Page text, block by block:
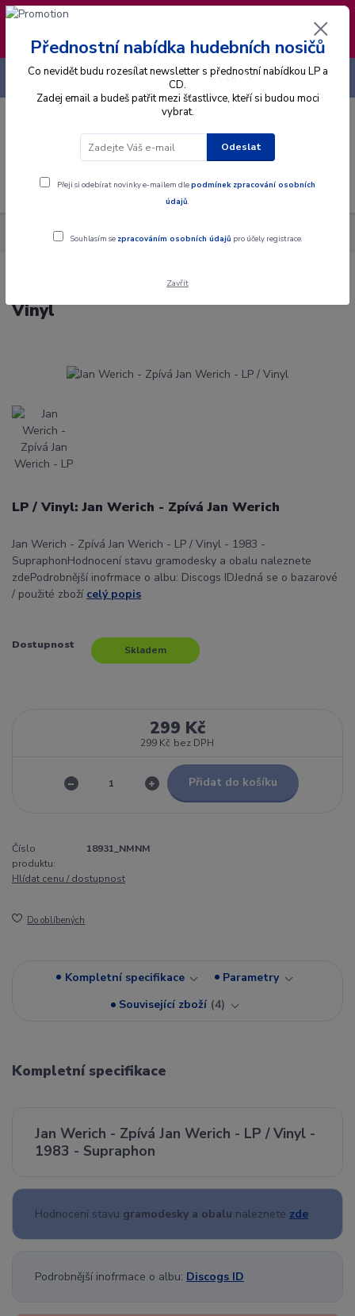
❣️ Od 4.8. do 13.8. čerpám dovolenou. Datum
expedice objednávek se posouvá na pátek
14.8.2026 🐋
Menu
CZK
+420 725 736 293
Alba Gramodesky Jan Werich - Zpívá Jan Werich - LP / Vinyl
Jan Werich - Zpívá Jan Werich - LP /
Vinyl
LP / Vinyl: Jan Werich - Zpívá Jan Werich
Jan Werich - Zpívá Jan Werich - LP / Vinyl - 1983 -
SupraphonHodnocení stavu gramodesky a obalu naleznete
zdePodrobnější inofrmace o albu: Discogs IDJedná se o bazarové
/ použité zboží celý popis
Dostupnost Skladem
299 Kč
299 Kč bez DPH
Přidat do košíku
Číslo
produktu:
18931_NMNM
Hlídat cenu / dostupnost
Do oblíbených
Kompletní specifikace
Parametry
Související zboží 4
Kompletní specifikace
Jan Werich - Zpívá Jan Werich - LP / Vinyl -
1983 - Supraphon
Hodnocení stavu gramodesky a obalu naleznete zde
Podrobnější inofrmace o albu: Discogs ID
Přednostní nabídka hudebních nosičů
Co nevidět budu rozesílat newsletter s přednostní nabídkou LP a
CD.
Zadej email a budeš patřit mezi šťastlivce, kteří si budou moci
vybrat.
Odeslat
Přeji si odebírat novinky e-mailem dlepodmínek zpracování osobních
údajů.
Souhlasím se zpracováním osobních údajů pro účely registrace.
Zavřít